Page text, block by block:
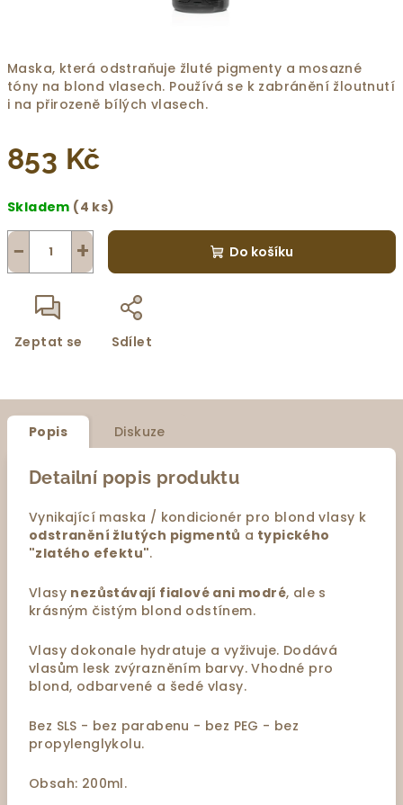
Maska, která odstraňuje žluté pigmenty a mosazné
tóny na blond vlasech. Používá se k zabránění žloutnutí
i na přirozeně bílých vlasech.
853 Kč
cena:
Skladem (4 ks)
+
− Do košíku
Zeptat se Sdílet
Popis Diskuze
Detailní popis produktu
Vynikající maska / kondicionér pro blond vlasy k
odstranění žlutých pigmentů a typického
"zlatého efektu".
Vlasy nezůstávají fialové ani modré, ale s
krásným čistým blond odstínem.
Vlasy dokonale hydratuje a vyživuje. Dodává
vlasům lesk zvýrazněním barvy. Vhodné pro
blond, odbarvené a šedé vlasy.
Bez SLS - bez parabenu - bez PEG - bez
propylenglykolu.
Obsah: 200ml.